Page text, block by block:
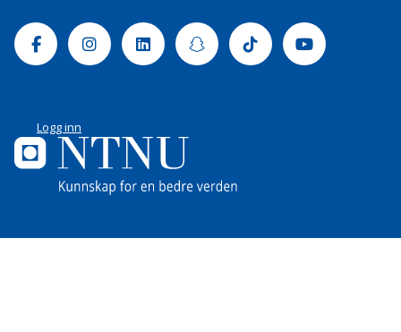
FacebookInstagramLinkedinSnapchatTiktok Youtube
Logg inn